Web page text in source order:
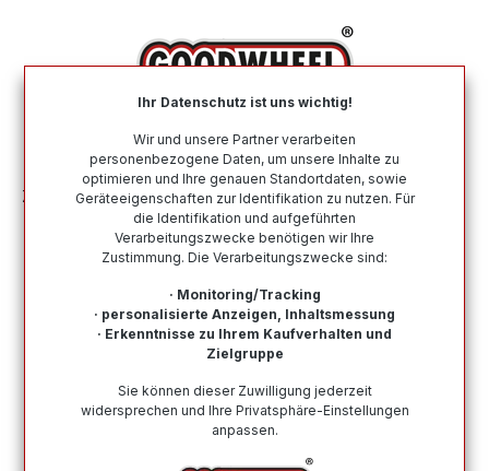
Zubehör Motoröl Motoröl nach Viskosität 0W-40
0W-40 Motoröl günstig online
Bei Goodwheel finden Sie alle verfügbaren 0W-40
Motoröle von namhafter Hersteller. Schneller Versand &
Wie finde ich meine Reifengröße?
Ihr Datenschutz ist uns wichtig!
Wir und unsere Partner verarbeiten
personenbezogene Daten, um unsere Inhalte zu
optimieren und Ihre genauen Standortdaten, sowie
Geräteeigenschaften zur Identifikation zu nutzen. Für
die Identifikation und aufgeführten
Verarbeitungszwecke benötigen wir Ihre
Zustimmung. Die Verarbeitungszwecke sind:
· Monitoring/Tracking
· personalisierte Anzeigen, Inhaltsmessung
· Erkenntnisse zu Ihrem Kaufverhalten und
Zielgruppe
Sie können dieser Zuwilligung jederzeit
widersprechen und Ihre Privatsphäre-Einstellungen
anpassen.